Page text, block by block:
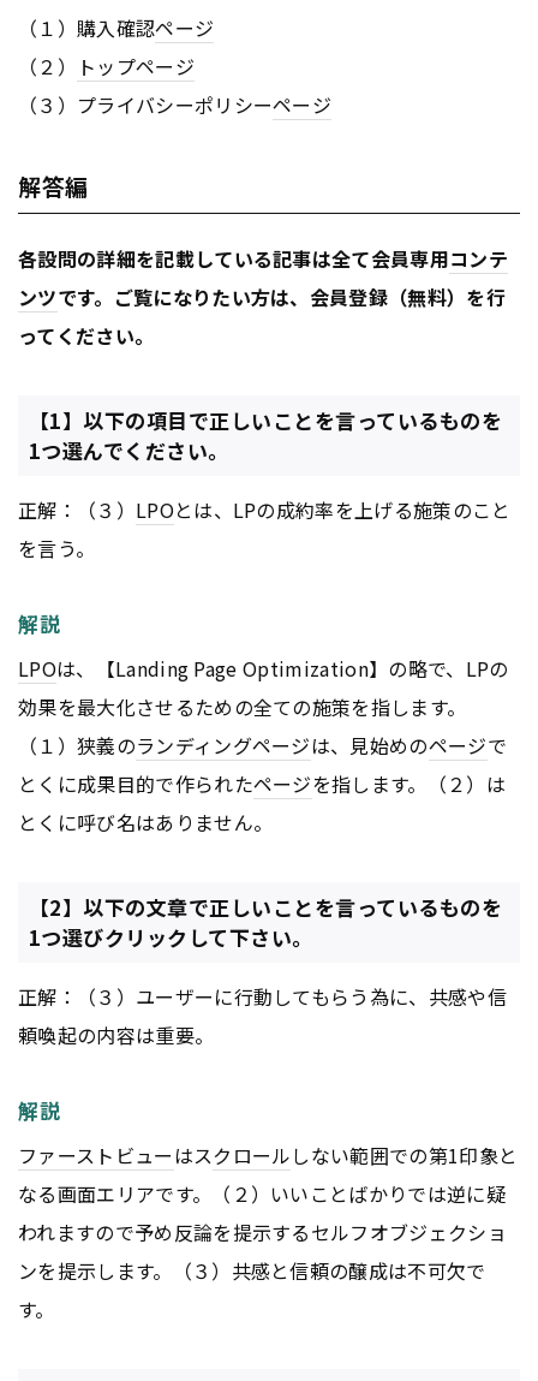
（１）購入確認ページ
（２）
トップページ
（３）プライバシーポリシーページ
解答編
各設問の詳細を記載している記事は全て会員専用コンテ
ンツです。ご覧になりたい方は、会員登録（無料）を行
ってください。
【1】以下の項目で正しいことを言っているものを
1つ選んでください。
正解：（３） LPOとは、LPの成約率を上げる施策のこと
を言う。
解説
LPOは、【Landing Page Optimization】の略で、LPの
効果を最大化させるための全ての施策を指します。
（１）狭義のランディングページは、見始めのページで
とくに成果目的で作られたページを指します。（２）は
とくに呼び名はありません。
【2】以下の文章で正しいことを言っているものを
1つ選びクリックして下さい。
正解：（３）ユーザーに行動してもらう為に、共感や信
頼喚起の内容は重要。
解説
ファーストビューはスクロールしない範囲での第1印象と
なる画面エリアです。（２）いいことばかりでは逆に疑
われますので予め反論を提示するセルフオブジェクショ
ンを提示します。（３）共感と信頼の醸成は不可欠で
す。